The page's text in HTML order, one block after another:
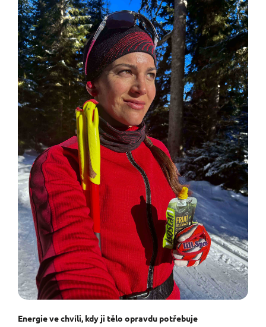
Energie ve chvíli, kdy ji tělo opravdu potřebuje